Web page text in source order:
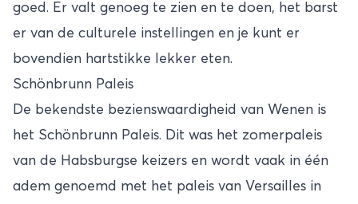
goed. Er valt genoeg te zien en te doen, het barst
er van de culturele instellingen en je kunt er
bovendien hartstikke lekker eten.
Schönbrunn Paleis
De bekendste bezienswaardigheid van Wenen is
het Schönbrunn Paleis. Dit was het zomerpaleis
van de Habsburgse keizers en wordt vaak in één
adem genoemd met het paleis van Versailles in